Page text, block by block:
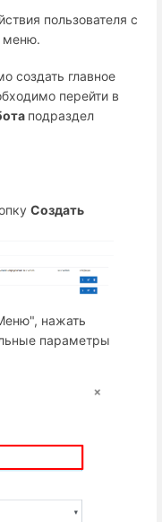
пользователя с
меню.
создать главное
перейти в
подраздел
Создать
нажать
параметры